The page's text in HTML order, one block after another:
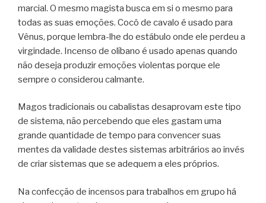
marcial. O mesmo magista busca em si o mesmo para
todas as suas emoções. Cocô de cavalo é usado para
Vênus, porque lembra-lhe do estábulo onde ele perdeu a
virgindade. Incenso de olíbano é usado apenas quando
não deseja produzir emoções violentas porque ele
sempre o considerou calmante.
Magos tradicionais ou cabalistas desaprovam este tipo
de sistema, não percebendo que eles gastam uma
grande quantidade de tempo para convencer suas
mentes da validade destes sistemas arbitrários ao invés
de criar sistemas que se adequem a eles próprios.
Na confecção de incensos para trabalhos em grupo há